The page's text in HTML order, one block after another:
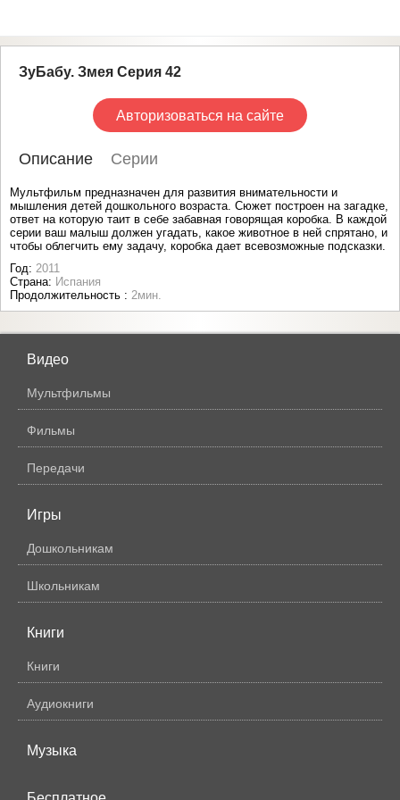
ЗуБабу. Змея Серия 42
Авторизоваться на сайте
Описание Серии
Мультфильм предназначен для развития внимательности и
мышления детей дошкольного возраста. Сюжет построен на загадке,
ответ на которую таит в себе забавная говорящая коробка. В каждой
серии ваш малыш должен угадать, какое животное в ней спрятано, и
чтобы облегчить ему задачу, коробка дает всевозможные подсказки.
Год: 2011
Страна: Испания
Продолжительность : 2мин.
Видео
Мультфильмы
Фильмы
Передачи
Игры
Дошкольникам
Школьникам
Книги
Книги
Аудиокниги
Музыка